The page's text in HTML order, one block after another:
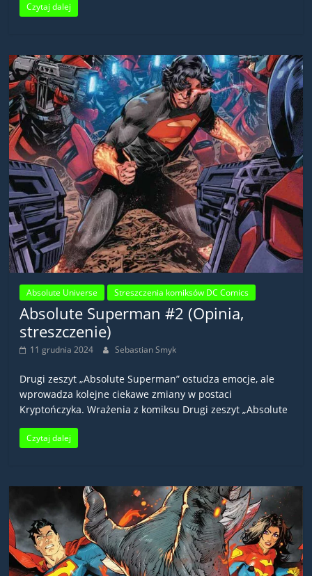
Czytaj dalej
Absolute Universe Streszczenia komiksów DC Comics
Absolute Superman #2 (Opinia,
streszczenie)
11 grudnia 2024 Sebastian Smyk
Drugi zeszyt „Absolute Superman” ostudza emocje, ale
wprowadza kolejne ciekawe zmiany w postaci
Kryptończyka. Wrażenia z komiksu Drugi zeszyt „Absolute
Czytaj dalej